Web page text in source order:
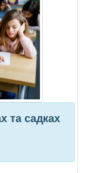
та садках